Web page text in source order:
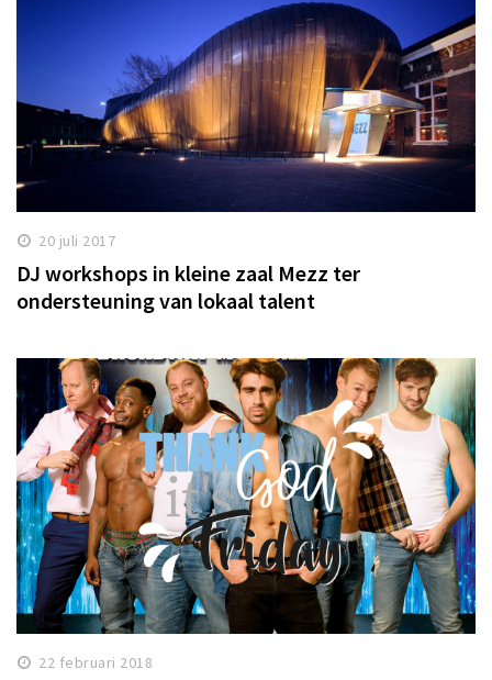
20 juli 2017
DJ workshops in kleine zaal Mezz ter
ondersteuning van lokaal talent
22 februari 2018